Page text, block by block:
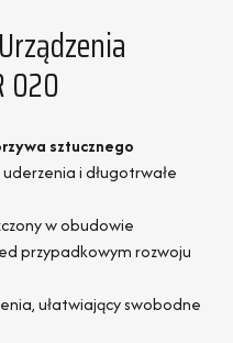
020
sztucznego
i długotrwałe
w obudowie
przypadkowym rozwoju
ułatwiający swobodne